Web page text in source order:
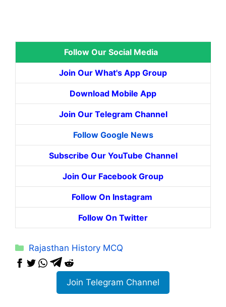
Follow Our Social Media
Join Our What's App Group
Download Mobile App
Join Our Telegram Channel
Follow Google News
Subscribe Our YouTube Channel
Join Our Facebook Group
Follow On Instagram
Follow On Twitter
Categories
Rajasthan History MCQ
Join Telegram Channel